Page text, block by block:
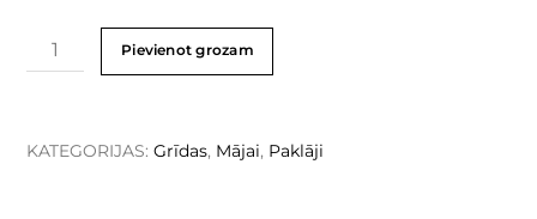
Pievienot grozam
KATEGORIJAS:Grīdas, Mājai, Paklāji